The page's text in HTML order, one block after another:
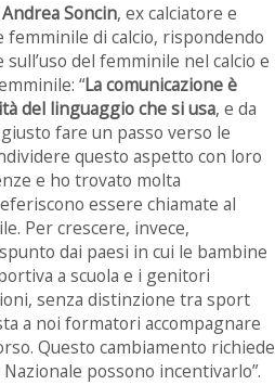
Andrea Soncin, ex calciatore e
femminile di calcio, rispondendo
del femminile nel calcio e
“La comunicazione è
del linguaggio che si usa, e da
fare un passo verso le
questo aspetto con loro
e ho trovato molta
essere chiamate al
Per crescere, invece,
dai paesi in cui le bambine
a scuola e i genitori
senza distinzione tra sport
a noi formatori accompagnare
Questo cambiamento richiede
possono incentivarlo”.